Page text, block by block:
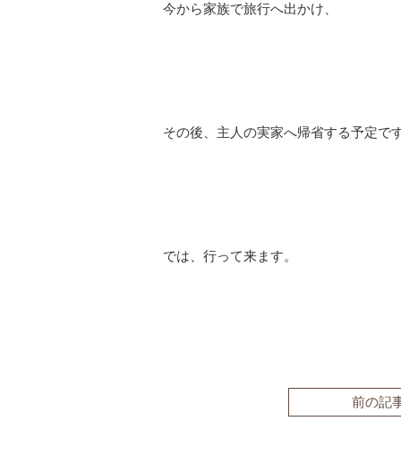
今から家族で旅行へ出かけ、
その後、主人の実家へ帰省する予定で
では、行って来ます。
前の記